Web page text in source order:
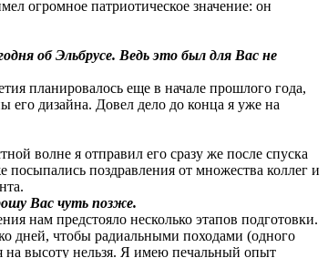
огромное патриотическое значение: он
об Эльбрусе. Ведь это был для Вас не
планировалось еще в начале прошлого года,
дизайна. Довел дело до конца я уже на
волне я отправил его сразу же после спуска
поздравления от множества коллег и
Вас чуть позже.
нам предстояло несколько этапов подготовки.
дней, чтобы радиальными походами (одного
на высоту нельзя. Я имею печальный опыт